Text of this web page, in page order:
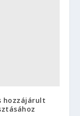
hozzájárult